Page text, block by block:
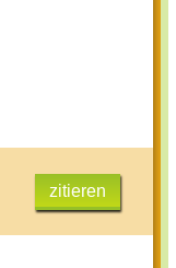
zitieren